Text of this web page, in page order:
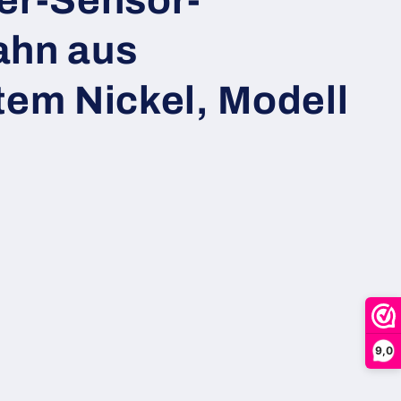
9,0
aus
Nickel, Modell